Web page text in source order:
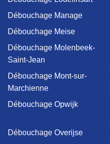
Débouchage Manage
Débouchage Meise
Débouchage Molenbeek-
Saint-Jean
Débouchage Mont-sur-
Marchienne
Débouchage Opwijk
Débouchage Overijse